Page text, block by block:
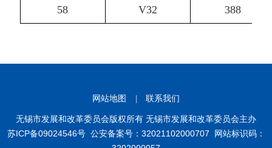
58 V32 388
网站地图 联系我们
无锡市发展和改革委员会版权所有 无锡市发展和改革委员会主办
苏ICP备09024546号 公安备案号：32021102000707 网站标识码：